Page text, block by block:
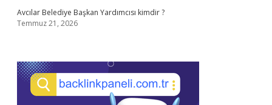
Avcılar Belediye Başkan Yardımcısı kimdir ?
Temmuz 21, 2026